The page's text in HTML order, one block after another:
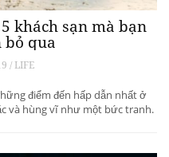
khách sạn mà bạn
bỏ qua
/ LIFE
điểm đến hấp dẫn nhất ở
và hùng vĩ như một bức tranh.